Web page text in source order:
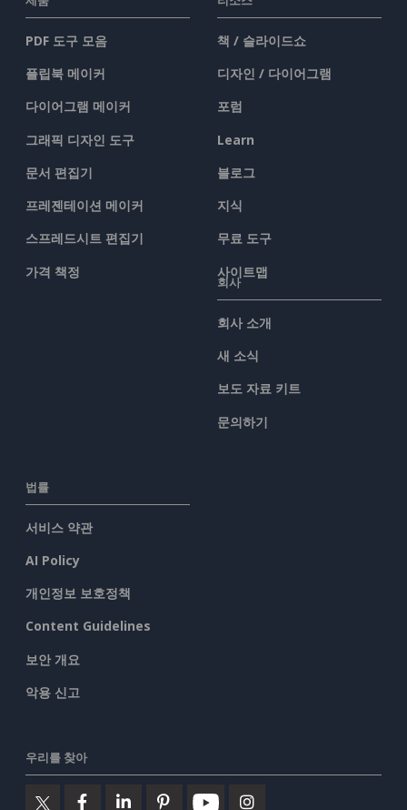
PDF 도구 모음
플립북 메이커
다이어그램 메이커
그래픽 디자인 도구
문서 편집기
프레젠테이션 메이커
스프레드시트 편집기
가격 책정
책 / 슬라이드쇼
디자인 / 다이어그램
포럼
Learn
블로그
지식
무료 도구
사이트맵
회사
회사 소개
새 소식
보도 자료 키트
문의하기
법률
서비스 약관
AI Policy
개인정보 보호정책
Content Guidelines
보안 개요
악용 신고
우리를 찾아